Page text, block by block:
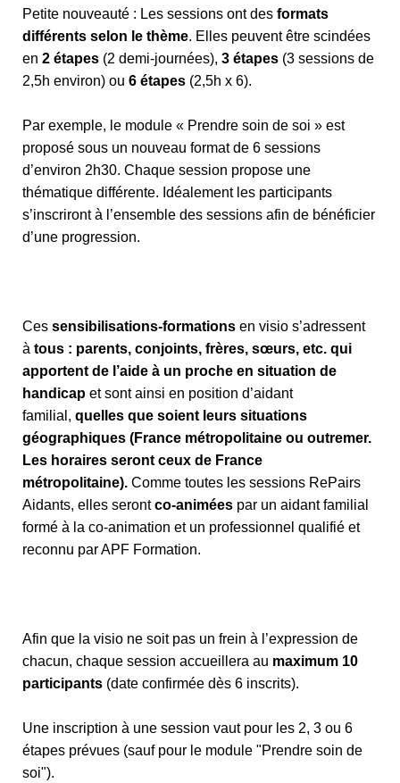
Petite nouveauté : Les sessions ont des formats
différents selon le thème. Elles peuvent être scindées
en 2 étapes (2 demi-journées), 3 étapes (3 sessions de
2,5h environ) ou 6 étapes (2,5h x 6).
Par exemple, le module « Prendre soin de soi » est
proposé sous un nouveau format de 6 sessions
d’environ 2h30. Chaque session propose une
thématique différente. Idéalement les participants
s’inscriront à l’ensemble des sessions afin de bénéficier
d’une progression.
Ces sensibilisations-formations en visio s’adressent
à tous : parents, conjoints, frères, sœurs, etc. qui
apportent de l’aide à un proche en situation de
handicap et sont ainsi en position d’aidant
familial, quelles que soient leurs situations
géographiques (France métropolitaine ou outremer.
Les horaires seront ceux de France
métropolitaine). Comme toutes les sessions RePairs
Aidants, elles serontco-animées par un aidant familial
formé à la co-animation et un professionnel qualifié et
reconnu par APF Formation.
Afin que la visio ne soit pas un frein à l’expression de
chacun, chaque session accueillera au maximum 10
participants (date confirmée dès 6 inscrits).
Une inscription à une session vaut pour les 2, 3 ou 6
étapes prévues (sauf pour le module "Prendre soin de
soi").